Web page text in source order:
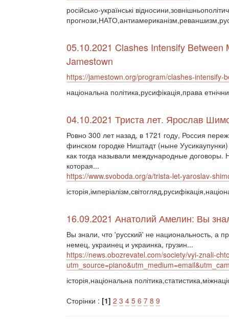
російсько-українські
05.10.2021 Clashes Intensify
Jamestown
https://jamestown.org/program/clashes-
національна політика,русифікація,права
04.10.2021 Триста лет. Ярослав
Ровно 300 лет назад, в 1721 году, Россия
финском городке Ништадт (ныне
как тогда называли международные
которая...
https://www.svoboda.org/a/trista-let-yaroslav-
16.09.2021 Анатолий Амелин: Вы
Вы знали, что 'русский' не национальность, а
немец, украинец и украинка, грузин...
https://news.obozrevatel.com/society/vyi-znali-
історія,національна
Сторінки : [1] 2 3 4 5 6 7 8 9